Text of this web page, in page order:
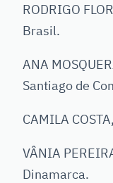
RODRIGO
Brasil.
ANA
Santiago de
CAMILA
VÂNIA
Dinamarca.